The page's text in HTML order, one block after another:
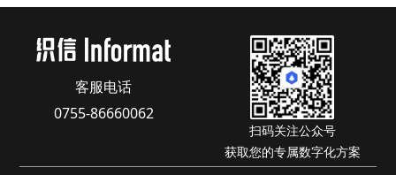
客服电话
0755-86660062
扫码关注公众号
获取您的专属数字化方案